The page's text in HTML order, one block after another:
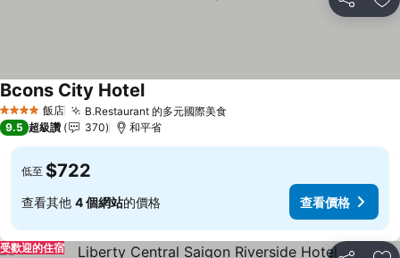
分享 加
4 星級 飯店 B.Restaurant 的多元國際美食查看價格
Bcons City Hotel查看價格
9.5 超級讚 370 和平省
低至 $722
查看其他 4 個網站的價格 查看價格
受歡迎的住宿